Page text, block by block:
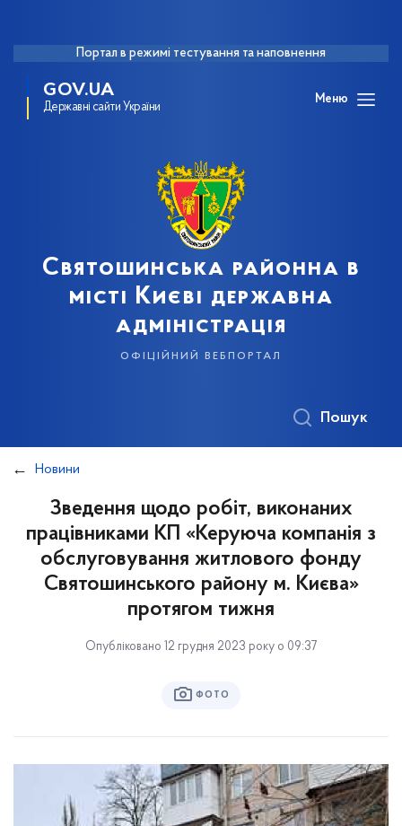
Портал в режимі тестування та наповнення
GOV.UA
Державні сайти України
Меню
Святошинська районна в
місті Києві державна
адміністрація
офіційний вебпортал
Пошук
Новини
Зведення щодо робіт, виконаних
працівниками КП «Керуюча компанія з
обслуговування житлового фонду
Святошинського району м. Києва»
протягом тижня
Опубліковано 12 грудня 2023 року о 09:37
ФОТО